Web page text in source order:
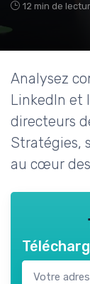
12 min de
Analysez
LinkedIn et
directeurs
Stratégies,
au cœur